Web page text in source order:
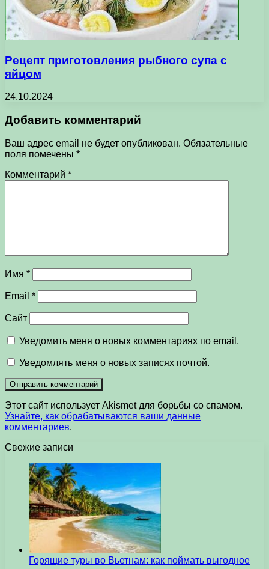
Рецепт приготовления рыбного супа с
яйцом
24.10.2024
Добавить комментарий
Ваш адрес email не будет опубликован. Обязательные
поля помечены *
Комментарий *
Имя *
Email *
Сайт
Уведомить меня о новых комментариях по email.
Уведомлять меня о новых записях почтой.
Этот сайт использует Akismet для борьбы со спамом.
Узнайте, как обрабатываются ваши данные
комментариев.
Свежие записи
Горящие туры во Вьетнам: как поймать выгодное